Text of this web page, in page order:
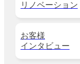
リノベーション
お客様
インタビュー